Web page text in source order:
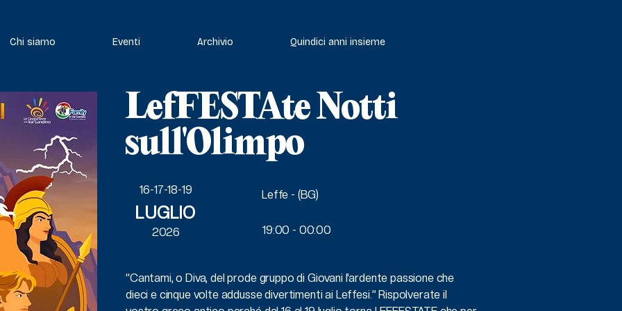
Chi siamo Eventi Archivio Quindici anni insieme
LefFESTAte Notti
sull'Olimpo
16-17-18-19
LUGLIO
2026
Leffe - (BG)
19:00 - 00:00
“Cantami, o Diva, del prode gruppo di Giovani l’ardente passione che
dieci e cinque volte addusse divertimenti ai Leffesi.” Rispolverate il